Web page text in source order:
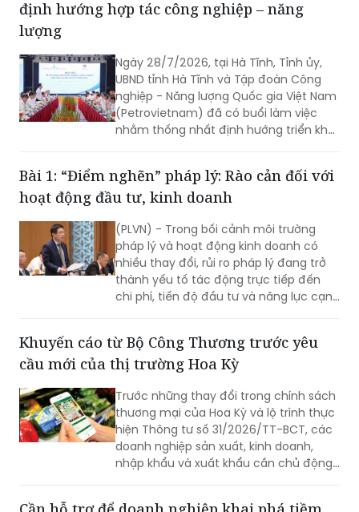
Ngày 28/7/2026, tại Hà Tĩnh, Tỉnh ủy,
nghiệp - Năng lượng Quốc gia Việt Nam
(Petrovietnam) đã có buổi làm việc
nhằm thống nhất định hướng triển khai
các dự án trọng điểm.
Bài 1: “Điểm nghẽn” pháp lý: Rào cản đối với
(PLVN) - Trong bối cảnh môi trường
pháp lý và hoạt động kinh doanh có
nhiều thay đổi, rủi ro pháp lý đang trở
thành yếu tố tác động trực tiếp đến
chi phí, tiến độ đầu tư và năng lực cạnh
tranh của doanh nghiệp. Chủ động
quản trị rủi ro, đồng thời tiếp tục hoàn
thiện thể chế theo hướng minh bạch,
chính là nền tảng để doanh nghiệp yên
tâm đầu tư, phát triển bền vững.
Khuyến cáo từ Bộ Công Thương trước yêu
Trước những thay đổi trong chính sách
thương mại của Hoa Kỳ và lộ trình thực
hiện Thông tư số 31/2026/TT-BCT, các
doanh nghiệp sản xuất, kinh doanh,
nhập khẩu và xuất khẩu cần chủ động
rà soát, chuẩn hóa và nâng cao khả
năng truy xuất nguồn gốc trong toàn
bộ chuỗi cung ứng.
Cần hỗ trợ để doanh nghiệp khai phá tiềm